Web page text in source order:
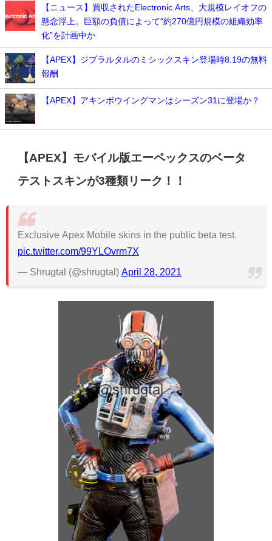
【ニュース】買収されたElectronic Arts、大規模レイオフの
懸念浮上。巨額の負債によって“約270億円規模の組織効率
化”を計画中か
【APEX】ジブラルタルのミシックスキン登場時8.19の無料
報酬
【APEX】アキンボウイングマンはシーズン31に登場か？
【APEX】モバイル版エーペックスのベータ
テストスキンが3種類リーク！！
Exclusive Apex Mobile skins in the public beta test.
pic.twitter.com/99YLOvrm7X
— Shrugtal (@shrugtal) April 28, 2021